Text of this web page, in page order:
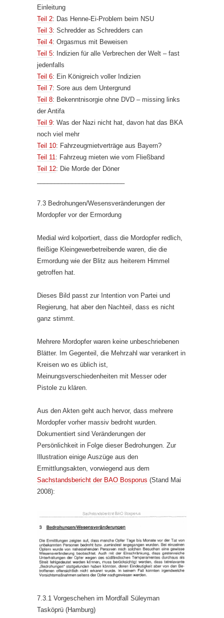
Einleitung
Teil 2: Das Henne-Ei-Problem beim NSU
Teil 3: Schredder as Schredders can
Teil 4: Orgasmus mit Beweisen
Teil 5: Indizien für alle Verbrechen der Welt – fast
jedenfalls
Teil 6: Ein Königreich voller Indizien
Teil 7: Sore aus dem Untergrund
Teil 8: Bekenntnisorgie ohne DVD – missing links
der Antifa
Teil 9: Was der Nazi nicht hat, davon hat das BKA
noch viel mehr
Teil 10: Fahrzeugmietverträge aus Bayern?
Teil 11: Fahrzeug mieten wie vom Fließband
Teil 12: Die Morde der Döner
7.3 Bedrohungen/Wesensveränderungen der
Mordopfer vor der Ermordung
Medial wird kolportiert, dass die Mordopfer redlich,
fleißige Kleingewerbetreibende waren, die die
Ermordung wie der Blitz aus heiterem Himmel
getroffen hat.
Dieses Bild passt zur Intention von Partei und
Regierung, hat aber den Nachteil, dass es nicht
ganz stimmt.
Mehrere Mordopfer waren keine unbeschriebenen
Blätter. Im Gegenteil, die Mehrzahl war verankert in
Kreisen wo es üblich ist,
Meinungsverschiedenheiten mit Messer oder
Pistole zu klären.
Aus den Akten geht auch hervor, dass mehrere
Mordopfer vorher massiv bedroht wurden.
Dokumentiert sind Veränderungen der
Persönlichkeit in Folge dieser Bedrohungen. Zur
Illustration einige Auszüge aus den
Ermittlungsakten, vorwiegend aus dem
Sachstandsbericht der BAO Bosporus (Stand Mai
2008):
7.3.1 Vorgeschehen im Mordfall Süleyman
Tasköprü (Hamburg)